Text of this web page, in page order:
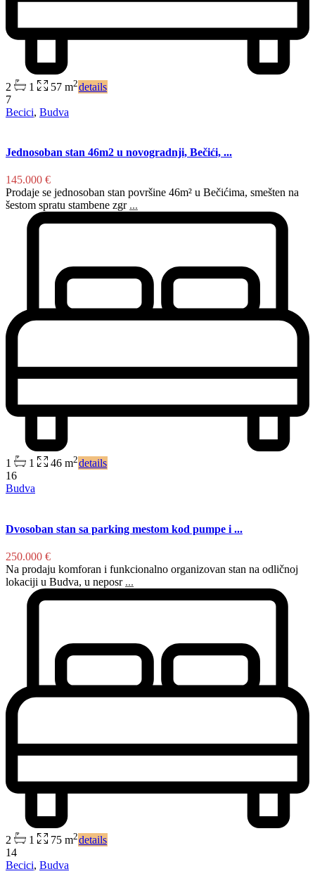
2 1 57 m2details
7
Becici, Budva
Jednosoban stan 46m2 u novogradnji, Bečići, ...
145.000 €
Prodaje se jednosoban stan površine 46m² u Bečićima, smešten na
šestom spratu stambene zgr ...
1 1 46 m2details
16
Budva
Dvosoban stan sa parking mestom kod pumpe i ...
250.000 €
Na prodaju komforan i funkcionalno organizovan stan na odličnoj
lokaciji u Budva, u neposr ...
2 1 75 m2details
14
Becici, Budva